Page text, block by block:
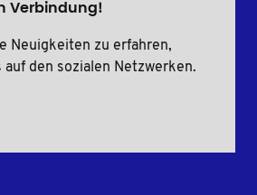
Verbindung!
Neuigkeiten zu erfahren,
auf den sozialen Netzwerken.